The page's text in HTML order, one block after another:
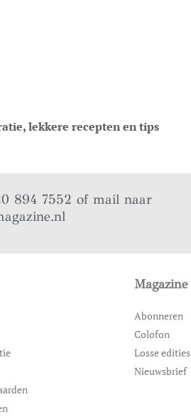
lekkere recepten en tips
894 7552 of mail naar
Magazine
Abonneren
Colofon
Losse edities
Nieuwsbrief